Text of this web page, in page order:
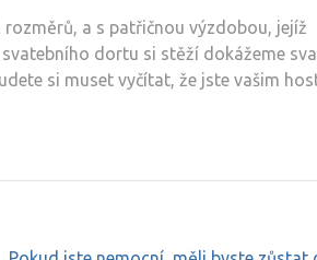
a s patřičnou výzdobou, jejíž
dortu si stěží dokážeme
si muset vyčítat, že jste vašim